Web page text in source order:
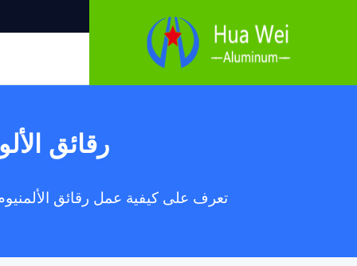
رقائق
تعرف على كيفية عمل رقائق الألمنيوم